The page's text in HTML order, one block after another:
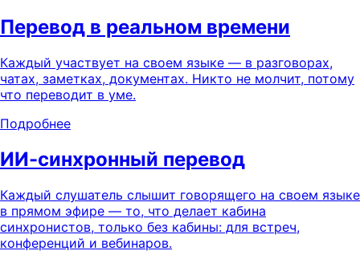
Перевод в реальном времени
Каждый участвует на своем языке — в разговорах,
чатах, заметках, документах. Никто не молчит, потому
что переводит в уме.
Подробнее
ИИ-синхронный перевод
Каждый слушатель слышит говорящего на своем языке
в прямом эфире — то, что делает кабина
синхронистов, только без кабины: для встреч,
конференций и вебинаров.